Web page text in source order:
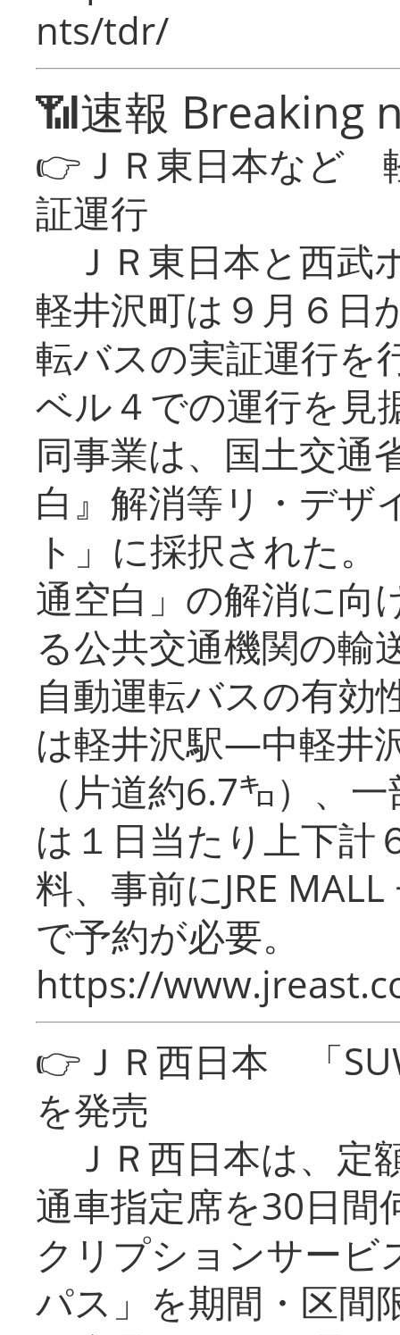
nts/tdr/
📶速報 Breaking
👉ＪＲ東日本など
証運行
ＪＲ東日本と西武
軽井沢町は９月６日
転バスの実証運行を
ベル４での運行を見
同事業は、国土交通
白』解消等リ・デザ
ト」に採択された
通空白」の解消に向
る公共交通機関の輸
自動運転バスの有効
は軽井沢駅―中軽井
（片道約6.7㌔）、
は１日当たり上下計
料、事前にJRE
で予約が必要。
https://
👉ＪＲ西日本 「
を発売
ＪＲ西日本は、定
通車指定席を30日間
クリプションサービ
パス」を期間・区間